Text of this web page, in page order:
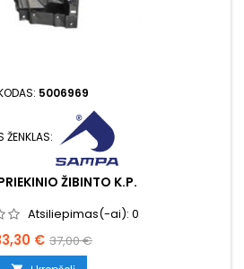
5006969
ŽENKLAS:
ŽIBINTO K.P.
Atsiliepimas(-ai): 0
€ Bazinė
kaina
37,00 €